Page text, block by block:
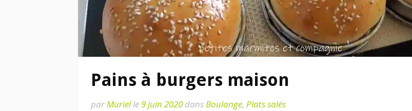
Pains à burgers maison
parMurielle9 juin 2020 dansBoulange, Plats salés